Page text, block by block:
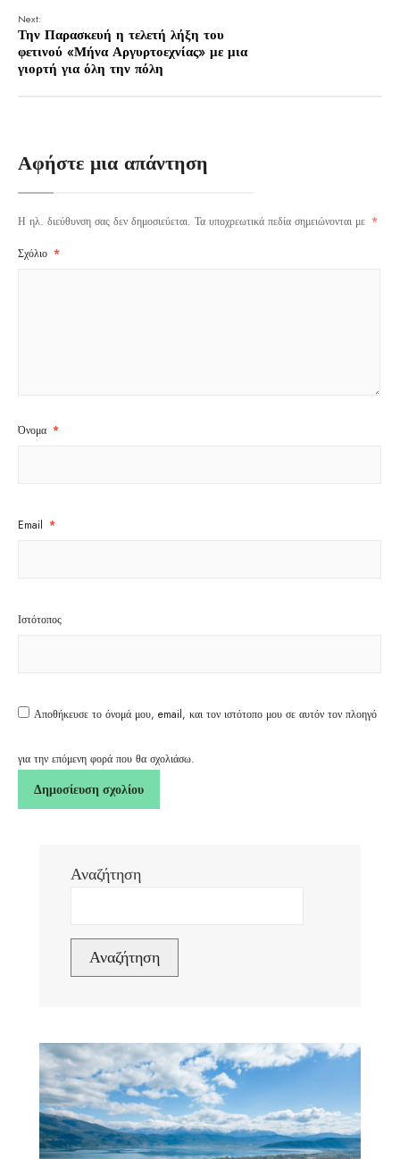
Next:
Την Παρασκευή η τελετή λήξη του
φετινού «Μήνα Αργυρτοεχνίας» με μια
γιορτή για όλη την πόλη
Αφήστε μια απάντηση
Η ηλ. διεύθυνση σας δεν δημοσιεύεται. Τα υποχρεωτικά πεδία σημειώνονται με *
Σχόλιο *
Όνομα *
Email *
Ιστότοπος
Αποθήκευσε το όνομά μου, email, και τον ιστότοπο μου σε αυτόν τον πλοηγό
για την επόμενη φορά που θα σχολιάσω.
Αναζήτηση
Αναζήτηση